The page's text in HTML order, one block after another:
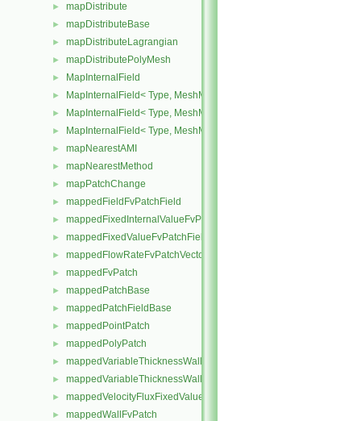
► mapDistribute
► mapDistributeBase
► mapDistributeLagrangian
► mapDistributePolyMesh
► MapInternalField
► MapInternalField< Type, MeshMapper, pointMesh >
► MapInternalField< Type, MeshMapper, surfaceMesh >
► MapInternalField< Type, MeshMapper, volMesh >
► mapNearestAMI
► mapNearestMethod
► mapPatchChange
► mappedFieldFvPatchField
► mappedFixedInternalValueFvPatchField
► mappedFixedValueFvPatchField
► mappedFlowRateFvPatchVectorField
► mappedFvPatch
► mappedPatchBase
► mappedPatchFieldBase
► mappedPointPatch
► mappedPolyPatch
► mappedVariableThicknessWallFvPatch
► mappedVariableThicknessWallPolyPatch
► mappedVelocityFluxFixedValueFvPatchField
► mappedWallFvPatch